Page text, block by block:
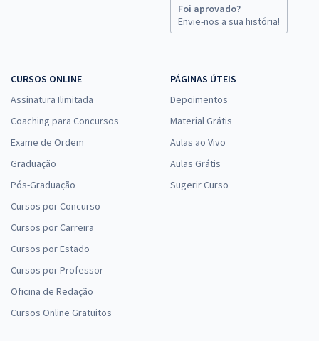
Foi aprovado?
Envie-nos a sua história!
CURSOS ONLINE
Assinatura Ilimitada
Coaching para Concursos
Exame de Ordem
Graduação
Pós-Graduação
Cursos por Concurso
Cursos por Carreira
Cursos por Estado
Cursos por Professor
Oficina de Redação
Cursos Online Gratuitos
PÁGINAS ÚTEIS
Depoimentos
Material Grátis
Aulas ao Vivo
Aulas Grátis
Sugerir Curso